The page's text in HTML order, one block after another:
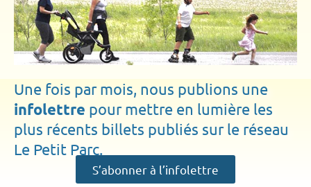
Une fois par mois, nous publions une
infolettre pour mettre en lumière les
plus récents billets publiés sur le réseau
Le Petit Parc.
S’abonner à l’infolettre